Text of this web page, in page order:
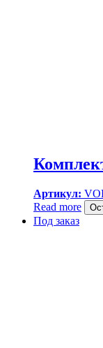
Артикул:
Read more
Под заказ